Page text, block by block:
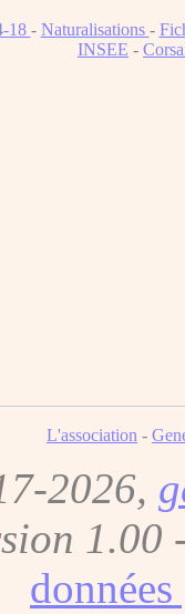
18 - Naturalisations -
INSEE -
L'association -
2026,
1.00